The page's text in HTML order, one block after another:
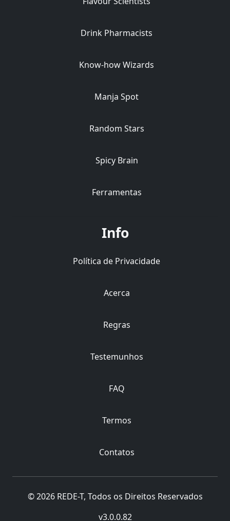
Drink Pharmacists
Know-how Wizards
Manja Spot
Random Stars
Spicy Brain
Ferramentas
Info
Política de Privacidade
Acerca
Regras
Testemunhos
FAQ
Termos
Contatos
© 2026 REDE-T, Todos os Direitos Reservados
v3.0.0.82